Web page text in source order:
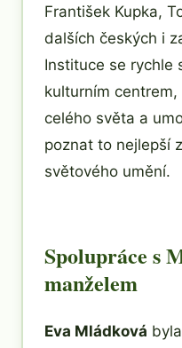
František Kupka,
dalších českých i
Instituce se rychle
kulturním
celého světa a
poznat to nejlepší
světového umění.
Spolupráce s
manželem
Eva Mládková